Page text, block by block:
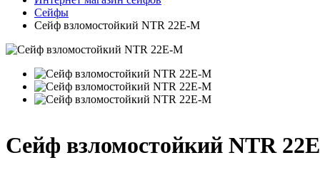
Сейфы
Сейф взломостойкий NTR 22Е-М
Сейф взломостойкий NTR